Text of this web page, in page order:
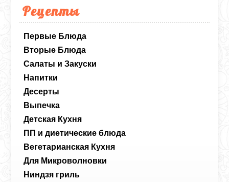
Рецепты
Первые Блюда
Вторые Блюда
Салаты и Закуски
Напитки
Десерты
Выпечка
Детская Кухня
ПП и диетические блюда
Вегетарианская Кухня
Для Микроволновки
Ниндзя гриль